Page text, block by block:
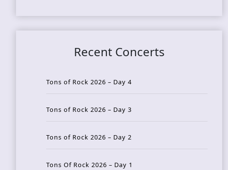
Recent Concerts
Tons of Rock 2026 – Day 4
Tons of Rock 2026 – Day 3
Tons of Rock 2026 – Day 2
Tons Of Rock 2026 – Day 1